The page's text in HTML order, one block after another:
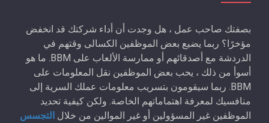
بصفتك صاحب عمل ، هل وجدت أن أداء شركتك قد انخفض
مؤخرًا؟ ربما يضيع بعض الموظفين الكسالى وقتهم في
الدردشة مع أصدقائهم أو ممارسة الألعاب على BBM. ما هو
أسوأ من ذلك ، يحب بعض الموظفين نقل المعلومات على
BBM. ربما سيقومون بتسريب معلومات عملك السرية إلى
منافسيك لمعرفة اهتماماتهم الخاصة. ولكن كيفية تحديد
الموظفين غير المسؤولين أو غير الموالين من خلال التجسس